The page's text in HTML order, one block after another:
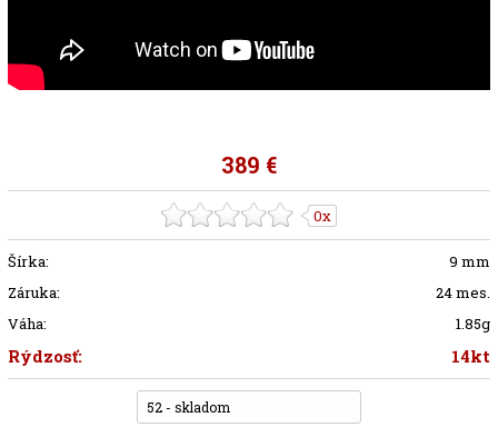
389 €
0x
Šírka:
9 mm
Záruka:
24 mes.
Váha:
1.85g
Rýdzosť: 14kt
52 - skladom